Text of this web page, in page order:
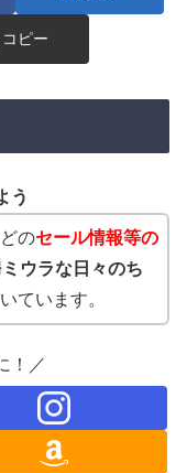
コピー
う
のセール情報等の
ミウラな日々のち
ています。
！／